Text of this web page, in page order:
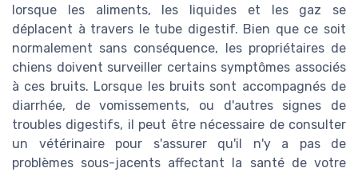
lorsque les aliments, les liquides et les gaz se
déplacent à travers le tube digestif. Bien que ce soit
normalement sans conséquence, les propriétaires de
chiens doivent surveiller certains symptômes associés
à ces bruits. Lorsque les bruits sont accompagnés de
diarrhée, de vomissements, ou d'autres signes de
troubles digestifs, il peut être nécessaire de consulter
un vétérinaire pour s'assurer qu'il n'y a pas de
problèmes sous-jacents affectant la santé de votre